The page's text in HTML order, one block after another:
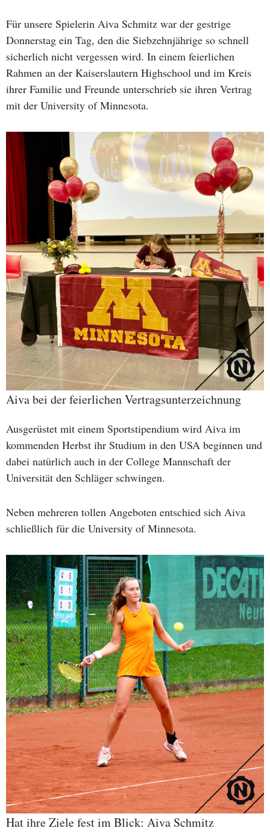
Für unsere Spielerin Aiva Schmitz war der gestrige
Donnerstag ein Tag, den die Siebzehnjährige so schnell
sicherlich nicht vergessen wird. In einem feierlichen
Rahmen an der Kaiserslautern Highschool und im Kreis
ihrer Familie und Freunde unterschrieb sie ihren Vertrag
mit der University of Minnesota.
Aiva bei der feierlichen Vertragsunterzeichnung
Ausgerüstet mit einem Sportstipendium wird Aiva im
kommenden Herbst ihr Studium in den USA beginnen und
dabei natürlich auch in der College Mannschaft der
Universität den Schläger schwingen.
Neben mehreren tollen Angeboten entschied sich Aiva
schließlich für die University of Minnesota.
Hat ihre Ziele fest im Blick: Aiva Schmitz